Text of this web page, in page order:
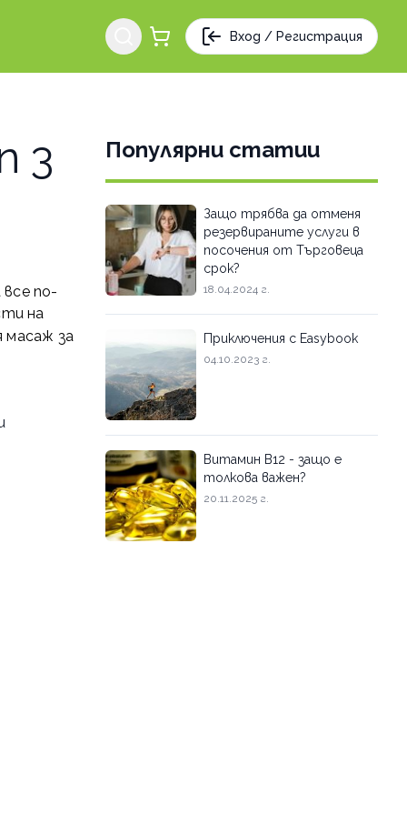
Вход / Регистрация
3
по-
на
масаж за
Популярни статии
Защо трябва да отменя
резервираните услуги в
посочения от Търговеца
срок?
18.04.2024 г.
Приключения с Easybook
04.10.2023 г.
Витамин B12 - защо е
толкова важен?
20.11.2025 г.